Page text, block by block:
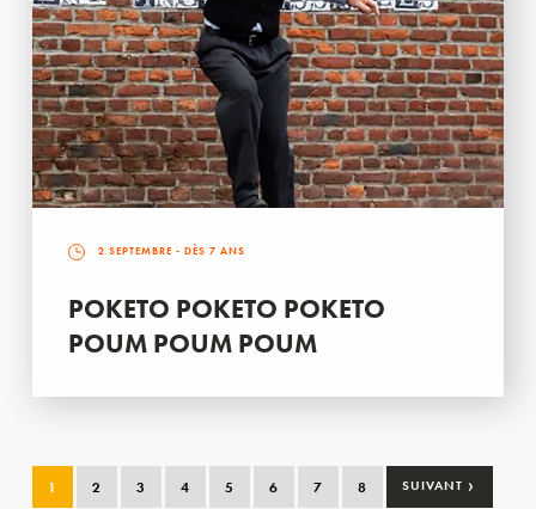
2 SEPTEMBRE - DÈS 7 ANS
POKETO POKETO POKETO
POUM POUM POUM
1 2 3 4 5 6 7 8 SUIVANT ›